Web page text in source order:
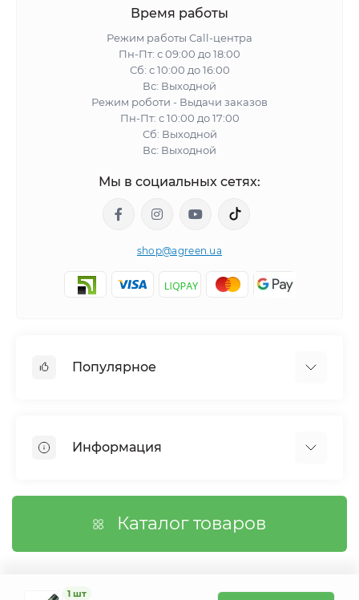
1 шт
Время работы
Режим работы Call-центра
Пн-Пт: с 09:00 до 18:00
Сб: с 10:00 до 16:00
Вс: Выходной
Режим роботи - Выдачи заказов
Пн-Пт: с 10:00 до 17:00
Сб: Выходной
Вс: Выходной
Мы в социальных сетях:
shop@agreen.ua
Популярное
Сетка шпалерная
Сетка затеняющая
Информация
Каталог товаров